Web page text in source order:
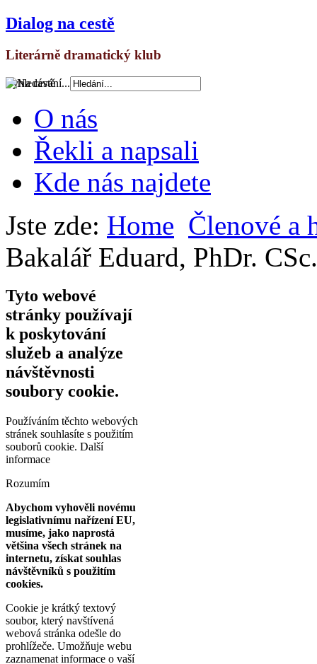
Dialog na cestě
Literárně dramatický klub
Vyhledávání...
O nás
Řekli a napsali
Kde nás najdete
Jste zde: Home Členové a
Bakalář Eduard, PhDr. CSc.
Tyto webové
stránky používají
k poskytování
služeb a analýze
návštěvnosti
soubory cookie.
Používáním těchto webových
stránek souhlasíte s použitím
souborů cookie. Další
informace
Rozumím
Abychom vyhověli novému
legislativnímu nařízení EU,
musíme, jako naprostá
většina všech stránek na
internetu, získat souhlas
návštěvníků s použitím
cookies.
Cookie je krátký textový
soubor, který navštívená
webová stránka odešle do
prohlížeče. Umožňuje webu
zaznamenat informace o vaší